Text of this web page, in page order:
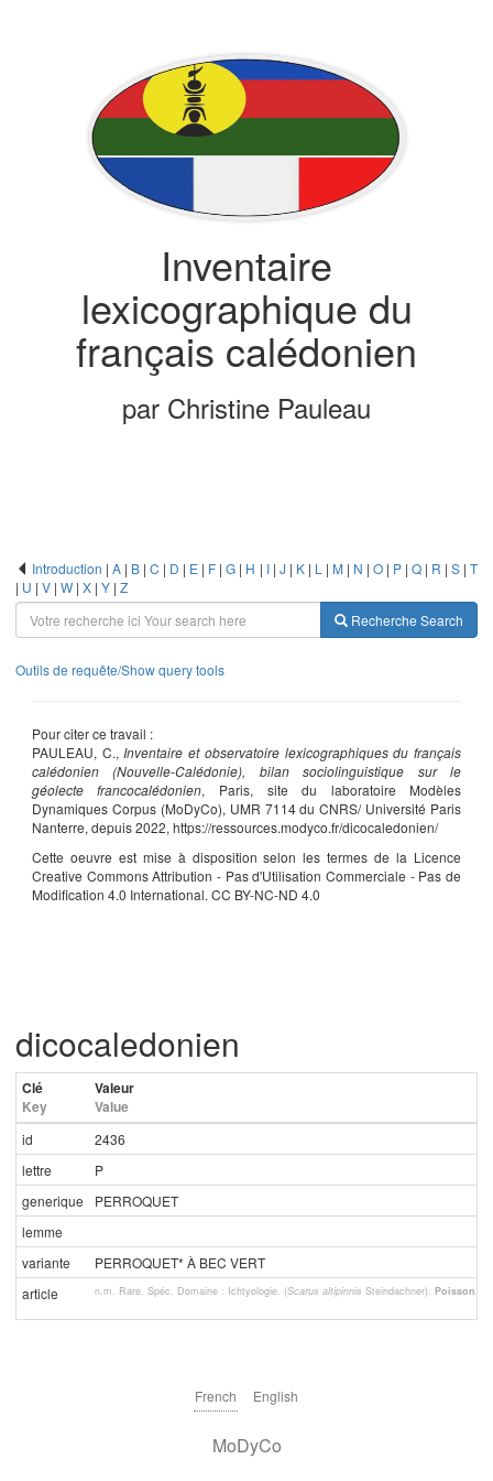
Inventaire
lexicographique du
français calédonien
par Christine Pauleau
Introduction |A | B |C | D | E | F |G | H | I| J | K| L | M| N | O| P|Q | R |S |T
| U | V| W| X| Y| Z
Recherche Search
Outils de requête/Show query tools
Pour citer ce travail :
PAULEAU, C., Inventaire et observatoire lexicographiques du français
calédonien (Nouvelle-Calédonie), bilan sociolinguistique sur le
géolecte francocalédonien, Paris, site du laboratoire Modèles
Dynamiques Corpus (MoDyCo), UMR 7114 du CNRS/ Université Paris
Nanterre, depuis 2022, https://ressources.modyco.fr/dicocaledonien/
Cette oeuvre est mise à disposition selon les termes de la Licence
Creative Commons Attribution - Pas d'Utilisation Commerciale - Pas de
Modification 4.0 International. CC BY-NC-ND 4.0
dicocaledonien
Clé
Key
Valeur
Value
id
2436
lettre
P
generique
PERROQUET
lemme
variante
PERROQUET* À BEC VERT
article
n.m. Rare. Spéc. Domaine : Ichtyologie. (Scarus altipinnis Steindachner). Poisson,
French English
MoDyCo